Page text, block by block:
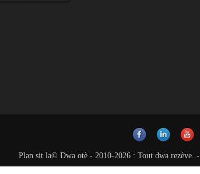
Plan sit la© Dwa otè - 2010-2026 : Tout dwa rezève. -